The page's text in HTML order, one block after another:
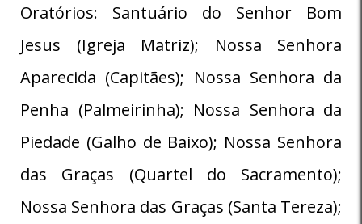
Oratórios: Santuário do Senhor Bom
Jesus (Igreja Matriz); Nossa Senhora
Aparecida (Capitães); Nossa Senhora da
Penha (Palmeirinha); Nossa Senhora da
Piedade (Galho de Baixo); Nossa Senhora
das Graças (Quartel do Sacramento);
Nossa Senhora das Graças (Santa Tereza);